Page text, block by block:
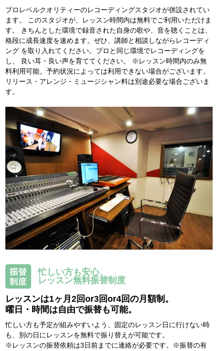
プロレベルクオリティーのレコーディングスタジオが併設されてい
ます。 このスタジオが、レッスン時間内は無料でご利用いただけま
す。 きちんとした環境で録音された自身の歌や、音を聴くことは、
格段に成長速度を速めます。ぜひ、講師と相談しながらレコーディ
ング を取り入れてください。プロと同じ環境でレコーディングを
し、 良い耳・良い声を育ててください。 ※レッスン時間内のみ無
料利用可能。予約状況によっては利用できない場合がございます。
リリース・アレンジ・ミュージシャン料は別途必要な場合ございま
す。
忙しい方も安心、
レッスン無料振替制度
レッスンは1ヶ月2回or3回or4回の月額制。
曜日・時間は自由で振替も可能。
忙しい方も予定が組みやすいよう、固定のレッスン日に行けない時
も、別の日にレッスンを無料で振り替えが可能です。
※レッスンの振替依頼は3日前までに連絡が必要です。※振替の有